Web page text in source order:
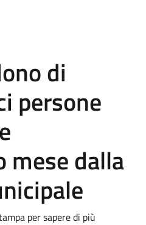
di
persone
mese dalla
per sapere di più